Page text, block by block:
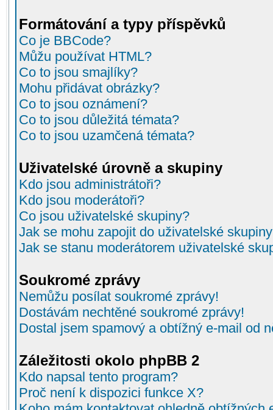
Formátování a typy příspěvků
Co je BBCode?
Můžu používat HTML?
Co to jsou smajlíky?
Mohu přidávat obrázky?
Co to jsou oznámení?
Co to jsou důležitá témata?
Co to jsou uzamčená témata?
Uživatelské úrovně a skupiny
Kdo jsou administrátoři?
Kdo jsou moderátoři?
Co jsou uživatelské skupiny?
Jak se mohu zapojit do uživatelské
Jak se stanu moderátorem uživatelské
Soukromé zprávy
Nemůžu posílat soukromé zprávy!
Dostávám nechtěné soukromé zprávy!
Dostal jsem spamový a obtížný e-mail od
Záležitosti okolo phpBB 2
Kdo napsal tento program?
Proč není k dispozici funkce X?